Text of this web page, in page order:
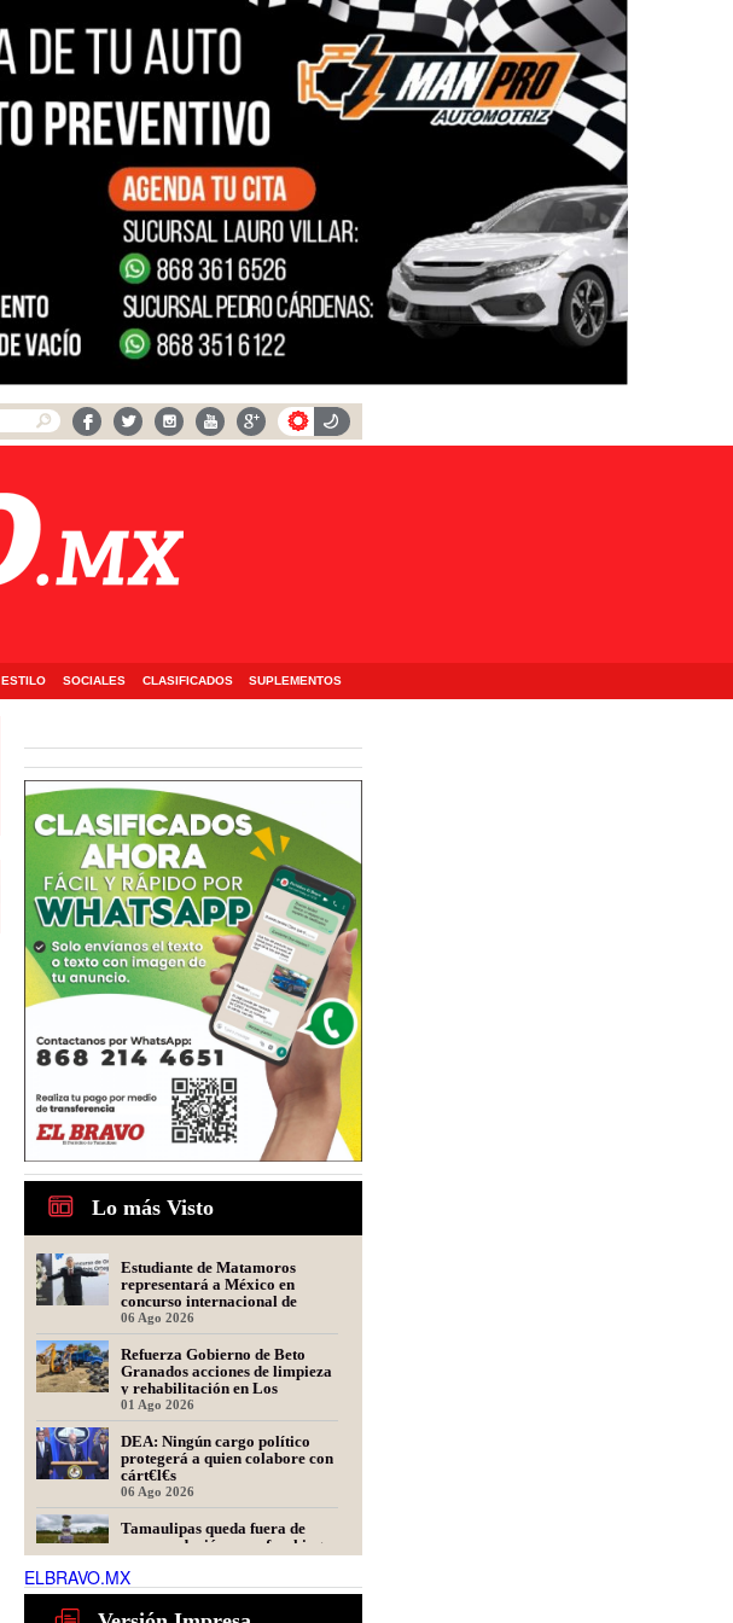
ESTILO SOCIALES CLASIFICADOS SUPLEMENTOS
Lo más Visto
Estudiante de Matamoros
representará a México en
concurso internacional de
oratoria en Perú
06 Ago 2026
Refuerza Gobierno de Beto
Granados acciones de limpieza
y rehabilitación en Los
Presidentes
01 Ago 2026
DEA: Ningún cargo político
protegerá a quien colabore con
cárt€l€s
06 Ago 2026
Tamaulipas queda fuera de
recomendación para fracking
informa comité científico
06 Ago 2026
Presidente de Fecanaco
ELBRAVO.MX